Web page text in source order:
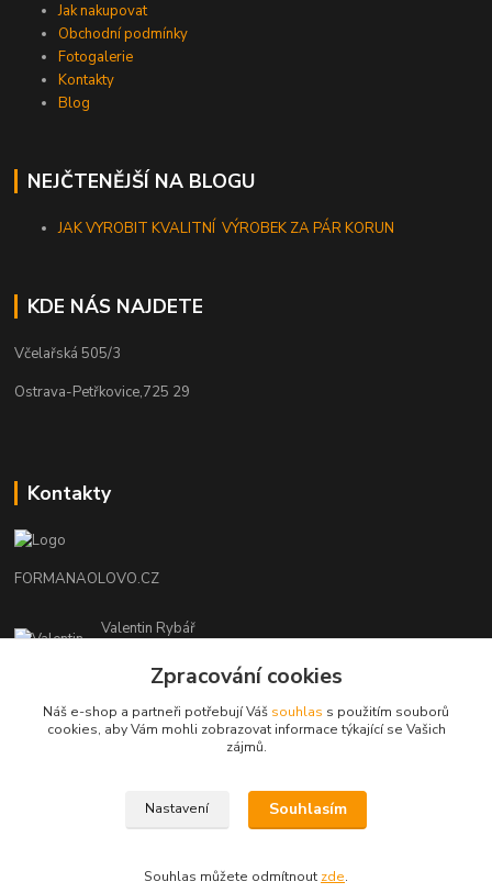
Jak nakupovat
Obchodní podmínky
Fotogalerie
Kontakty
Blog
NEJČTENĚJŠÍ NA BLOGU
JAK VYROBIT KVALITNÍ VÝROBEK ZA PÁR KORUN
KDE NÁS NAJDETE
Včelařská 505/3
Ostrava-Petřkovice,725 29
Kontakty
FORMANAOLOVO.CZ
Valentin Rybář
(Po-Pá, 7-12 15-22 hod.)
ryvafishing@gmail.com
FORMANAOLOVO.CZ-VŠECHNA PRÁVA VYHRAZENA
Zpracování cookies
Náš e-shop a partneři potřebují Váš souhlas s použitím souborů
cookies, aby Vám mohli zobrazovat informace týkající se Vašich
zájmů.
Nastavení Souhlasím
Souhlas můžete odmítnout zde.